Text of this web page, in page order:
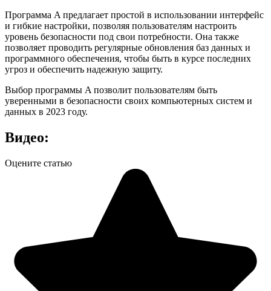
Программа A предлагает простой в использовании интерфейс
и гибкие настройки, позволяя пользователям настроить
уровень безопасности под свои потребности. Она также
позволяет проводить регулярные обновления баз данных и
программного обеспечения, чтобы быть в курсе последних
угроз и обеспечить надежную защиту.
Выбор программы A позволит пользователям быть
уверенными в безопасности своих компьютерных систем и
данных в 2023 году.
Видео:
Оцените статью